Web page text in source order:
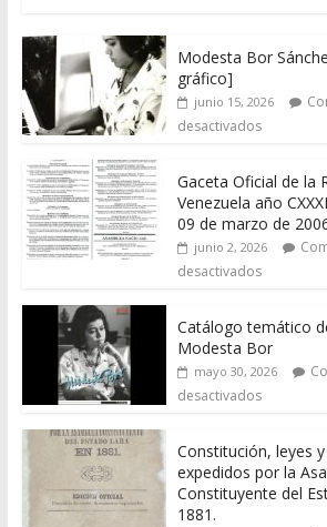
Modesta Bor
gráfico]
junio 15, 2026
desactivados
Gaceta Oficial de la
Venezuela año
09 de marzo de
junio 2, 2026
desactivados
Catálogo temático
Modesta Bor
mayo 30, 2026
desactivados
Constitución, leyes
expedidos por la
Constituyente del
1881.